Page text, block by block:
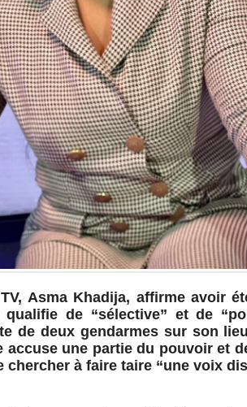
Asma Khadija, affirme avoir
qualifie de “sélective” et de
de deux gendarmes sur son
accuse une partie du pouvoir et
chercher à faire taire “une voix